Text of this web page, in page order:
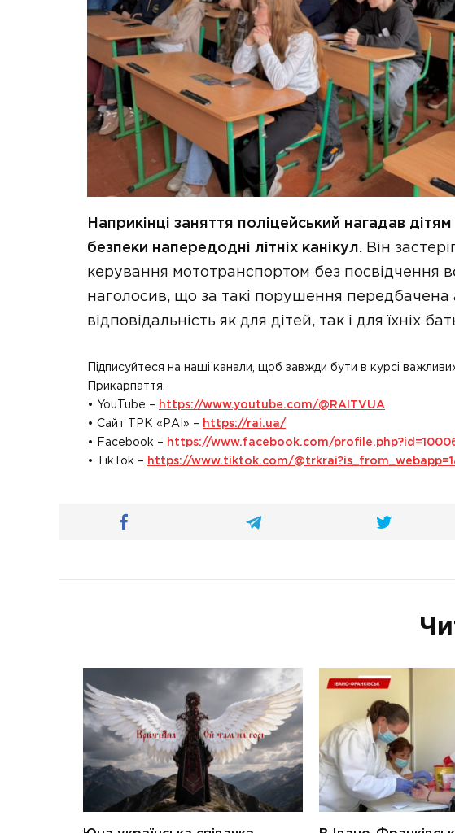
Наприкінці заняття поліцейський нагадав
безпеки напередодні літніх канікул. Він
керування мототранспортом без посвідчення
наголосив, що за такі порушення передбачена
відповідальність як для дітей, так і для їхніх
Підписуйтеся на наші канали, щоб завжди бути в курсі
Прикарпаття.
• YouTube – https://www.youtube.com/@RAITVUA
• Сайт ТРК «РАІ» – https://rai.ua/
• Facebook – https://www.facebook.com/
• TikTok – https://www.tiktok.com/